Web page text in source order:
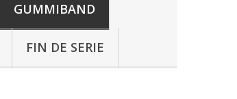
GUMMIBAND
FIN DE SERIE